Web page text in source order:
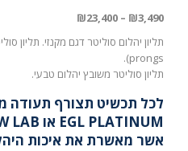
₪3,490
–
₪23,400
prongs).
תליון סוליטר משובץ יהלום טבעי.
לכל תכשיט תצורף תעודה
EGL PLATINUM או GW LAB,
אשר מאשרת את איכות